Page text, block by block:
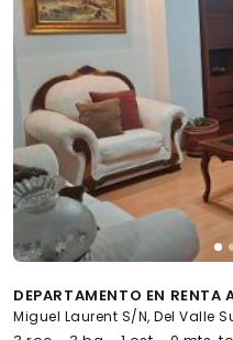
Miguel Laurent S/N, Del Valle